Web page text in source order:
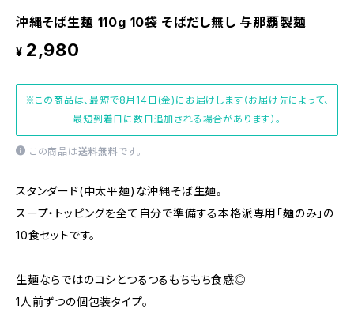
沖縄そば生麺 110g 10袋 そばだし無し 与那覇製麺
¥ 2,980
※この商品は、最短で8月14日(金)にお届けします（お届け先によって、
最短到着日に数日追加される場合があります）。
この商品は送料無料です。
スタンダード(中太平麺)な沖縄そば生麺。
スープ・トッピングを全て自分で準備する本格派専用「麺のみ」の
10食セットです。
生麺ならではのコシとつるつるもちもち食感◎
1人前ずつの個包装タイプ。